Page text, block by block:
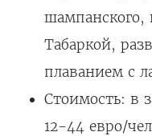
шампанского,
Табаркой,
плаванием с
Стоимость: в
12-44 евро/